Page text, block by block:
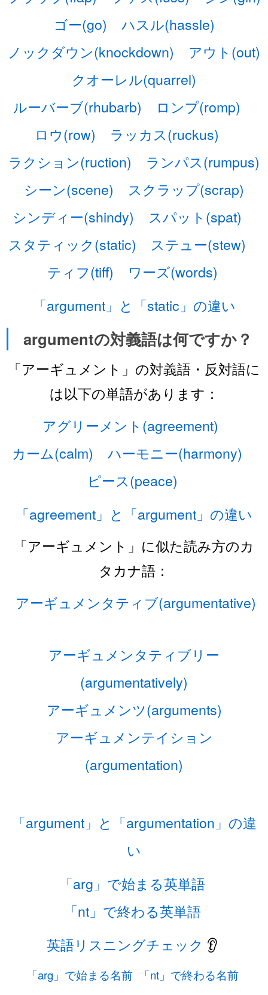
ゴー(go)
ハスル(hassle)
ノックダウン(knockdown)
アウト(out)
クオーレル(quarrel)
ルーバーブ(rhubarb)
ロンプ(romp)
ロウ(row)
ラッカス(ruckus)
ラクション(ruction)
ランパス(rumpus)
シーン(scene)
スクラップ(scrap)
シンディー(shindy)
スパット(spat)
スタティック(static)
ステュー(stew)
ティフ(tiff)
ワーズ(words)
「argument」と「static」の違い
argumentの対義語は何ですか？
「アーギュメント」の対義語・反対語に
は以下の単語があります：
アグリーメント(agreement)
カーム(calm)
ハーモニー(harmony)
ピース(peace)
「agreement」と「argument」の違い
「アーギュメント」に似た読み方のカ
タカナ語：
アーギュメンタティブ(argumentative)
アーギュメンタティブリー
(argumentatively)
アーギュメンツ(arguments)
アーギュメンテイション
(argumentation)
「argument」と「argumentation」の違
い
「arg」で始まる英単語
「nt」で終わる英単語
英語リスニングチェック 👂
「arg」で始まる名前 「nt」で終わる名前